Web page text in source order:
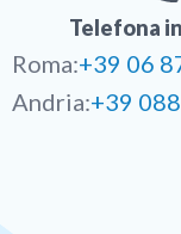
Telefona
Roma:+39 06
Andria:+39